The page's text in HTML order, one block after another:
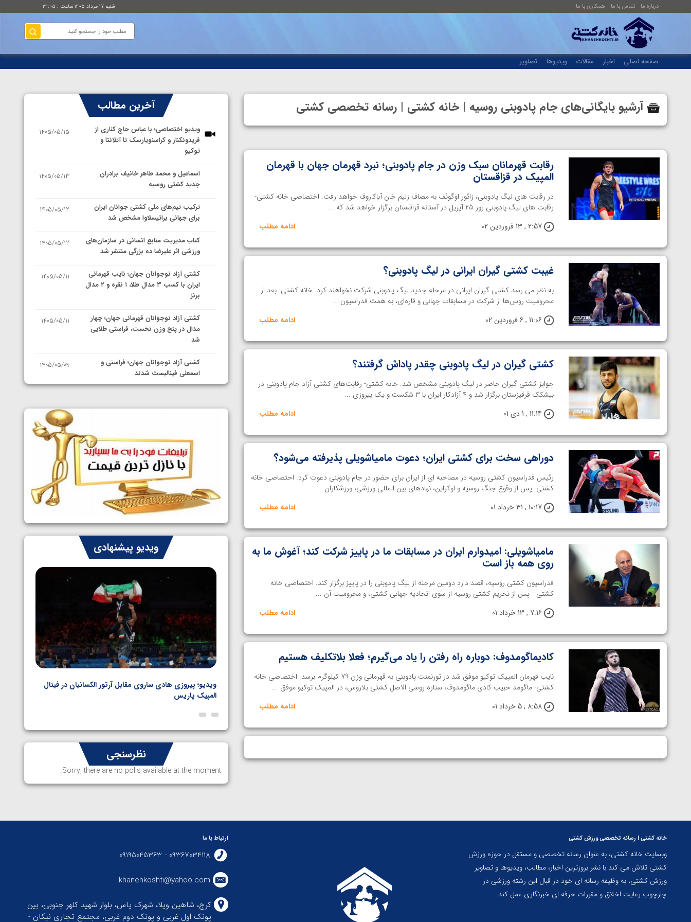
درباره ما تماس با ما همکاری با ما شنبه ۱۷ مرداد ۱۴۰۵ ساعت : ۲۲:۰۵
صفحه اصلی اخبار مقالات ویدیوها تصاویر
آرشیو بایگانی‌های جام پادوبنی روسیه | خانه کشتی | رسانه تخصصی کشتی
رقابت قهرمانان سبک وزن در جام پادوبنی؛ نبرد قهرمان جهان با قهرمان
المپیک در قزاقستان
در رقابت های لیگ پادوبنی، زائور اوگوئف به مصاف زلیم خان آباکاروف خواهد رفت. اختصاصی خانه کشتی-
رقابت های لیگ پادوبنی روز 25 آپریل در آستانه قزاقستان برگزار خواهد شد که ...
2:57 , 13 فروردین 02
ادامه مطلب
غیبت کشتی گیران ایرانی در لیگ پادوبنی؟
به نظر می رسد کشتی گیران ایرانی در مرحله جدید لیگ پادوبنی شرکت نخواهند کرد. خانه کشتی- بعد از
محرومیت روس‌ها از شرکت در مسابقات جهانی و قاره‌ای، به همت فدراسیون ...
11:06 , 6 فروردین 02
ادامه مطلب
کشتی گیران در لیگ پادوبنی چقدر پاداش گرفتند؟
جوایز کشتی گیران حاضر در لیگ پادوبنی مشخص شد. خانه کشتی- رقابت‌های کشتی آزاد جام پادوبنی در
بیشکک قرقیزستان برگزار شد و ۴ آزادکار ایران با ۳ شکست و یک پیروزی ...
11:14 , 1 دی 01
ادامه مطلب
دوراهی سخت برای کشتی ایران؛ دعوت مامیاشویلی پذیرفته می‌شود؟
رئیس فدراسیون کشتی روسیه در مصاحبه ای از ایران برای حضور در جام پادوبنی دعوت کرد. احتصاصی خانه
کشتی- پس از وقوع جنگ روسیه و اوکراین، نهادهای بین المللی ورزشی، ورزشکاران ...
10:17 , 31 خرداد 01
ادامه مطلب
مامیاشویلی: امیدوارم ایران در مسابقات ما در پاییز شرکت کند؛ آغوش ما به
روی همه باز است
فدراسیون کشتی روسیه، قصد دارد دومین مرحله از لیگ پادوبنی را در پاییز برگزار کند. اختصاصی خانه
کشتی– پس از تحریم کشتی روسیه از سوی اتحادیه جهانی کشتی، و محرومیت آن ...
7:16 , 13 خرداد 01
ادامه مطلب
کادیماگومدوف: دوباره راه رفتن را یاد می‌گیرم؛ فعلا بلاتکلیف هستیم
نایب قهرمان المپیک توکیو موفق شد در تورنمنت پادوبنی به قهرمانی وزن 79 کیلوگرم برسد. اختصاصی خانه
کشتی- ماگومد حبیب کادی ماگومدوف، ستاره روسی الاصل کشتی بلاروس، در المپیک توکیو موفق ...
8:58 , 5 خرداد 01
ادامه مطلب
آخرین مطالب
ویدیو اختصاصی؛ با عباس حاج کناری از
فریدونکنار و کراسنویارسک تا آتلانتا و
توکیو
1405/05/15
اسماعیل و محمد طاهر خانیف برادران
جدید کشتی روسیه
1405/05/13
ترکیب تیم‌های ملی کشتی جوانان ایران
برای جهانی براتیسلاوا مشخص شد
1405/05/12
کتاب مدیریت منابع انسانی در سازمان‌های
ورزشی اثر علیرضا ده بزرگی منتشر شد
1405/05/12
کشتی آزاد نوجوانان جهان؛ نایب قهرمانی
ایران با کسب ۳ مدال طلا، ۱ نقره و ۲ مدال
برنز
1405/05/11
کشتی آزاد نوجوانان قهرمانی جهان؛ چهار
مدال در پنج وزن نخست، فراستی طلایی
شد
1405/05/11
کشتی آزاد نوجوانان جهان؛ فراستی و
اسمعلی فینالیست شدند
1405/05/09
نمایندگان ایران مشخص شدند
سوم برای ایران
1405/05/07
ایران چشم به راه چهار مدال در پنج وزن
دوم کشتی فرنگی نوجوانان جهان
1405/05/06
ویدیو پیشنهادی
امین میرزازاده
ویدیو؛ باخت امین کاویانی نژاد مقابل مالخاز آمویان از
ارمنستان
ویدیو؛ صعود حسن یزدانی به فینال المپیک با برتری مقابل
ویدیو؛ پیروزی هادی ساروی مقابل آرتور الکسانیان در فینال
المپیک پاریس
نظرسنجی
Sorry, there are no polls available at the moment.
خانه کشتی | رسانه تخصصی ورزش کشتی
وبسایت خانه کشتی، به عنوان رسانه تخصصی و مستقل در حوزه ورزش
کشتی تلاش می کند با نشر بروزترین اخبار، مطالب، ویدیوها و تصاویر
ورزش کشتی، به وظیفه رسانه ای خود در قبال این رشته ورزشی در
چارچوب رعایت اخلاق و مقررات حرفه ای خبرنگاری عمل کند.
ارتباط با ما
09367034118 - 09195045363
khanehkoshti@yahoo.com
کرج، شاهین ویلا، شهرک یاس، بلوار شهید کلهر جنوبی، بین
پونک اول غربی و پونک دوم غربی، مجتمع تجاری نیکان -